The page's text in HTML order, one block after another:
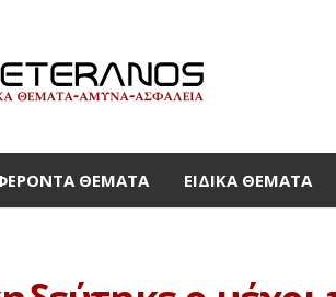
ΘΈΜΑΤΑ ΕΙΔΙΚΆ ΘΈΜΑΤΑ